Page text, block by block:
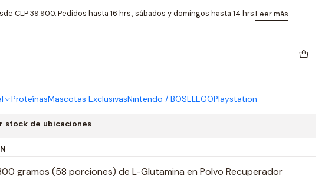
ProteínasMascotas ExclusivasNintendo / BOSELEGOPlaystation
CLP 39.900. Pedidos hasta 16 hrs., sábados y domingos hasta 14 hrs.Leer más
Optimum Nutrition 300 Grs 58 Porciones
stock de ubicaciones
gramos (58 porciones) de L-Glutamina en Polvo Recuperador